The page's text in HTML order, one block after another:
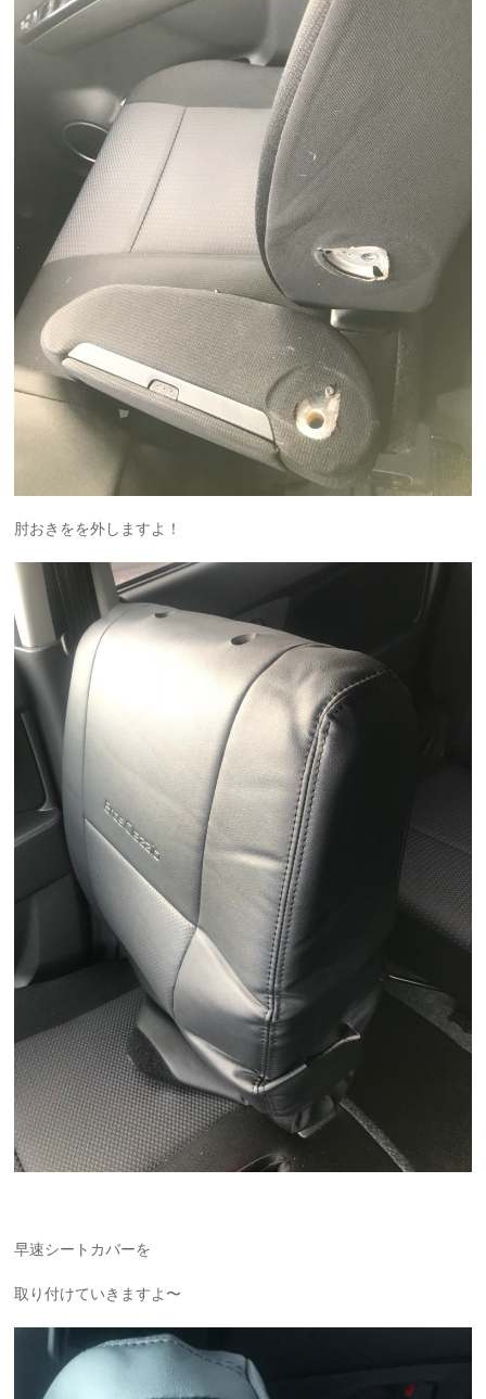
肘おきをを外しますよ！
早速シートカバーを
取り付けていきますよ〜